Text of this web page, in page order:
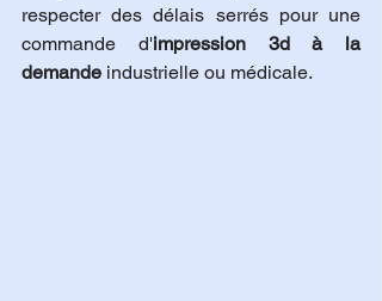
respecter des délais serrés pour une
commande d'impression 3d à la
demande industrielle ou médicale.